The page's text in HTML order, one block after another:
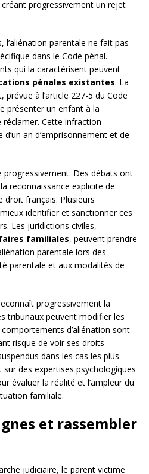
progressivement un rejet
l’aliénation parentale ne fait pas
dans le Code pénal.
qui la caractérisent peuvent
pénales existantes. La
prévue à l’article 227-5 du Code
présenter un enfant à la
Cette infraction
an d’emprisonnement et de
progressivement. Des débats ont
reconnaissance explicite de
droit français. Plusieurs
identifier et sanctionner ces
Les juridictions civiles,
familiales, peuvent prendre
parentale lors des
parentale et aux modalités de
progressivement la
tribunaux peuvent modifier les
d’aliénation sont
risque de voir ses droits
dans les cas les plus
sur des expertises psychologiques
évaluer la réalité et l’ampleur du
familiale.
et rassembler
judiciaire, le parent victime